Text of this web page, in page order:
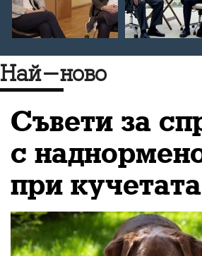
говорят пред
Bulevard.bg за
си за бъдещето
столицата
Най-ново
Съвети за
с
при кучетата